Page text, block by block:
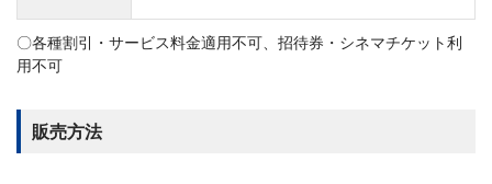
〇各種割引・サービス料金適用不可、招待券・シネマチケット利
用不可
販売方法